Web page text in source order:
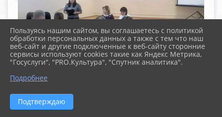
Пользуясь нашим сайтом, вы соглашаетесь с политикой
обработки персональных данных а также с тем что наш
веб-сайт и другие подключенные к веб-сайту сторонние
сервисы используют cookies такие как Яндекс Метрика,
"Госуслуги", "PRO.Культура", "Спутник аналитика".
Подробнее
Подтверждаю